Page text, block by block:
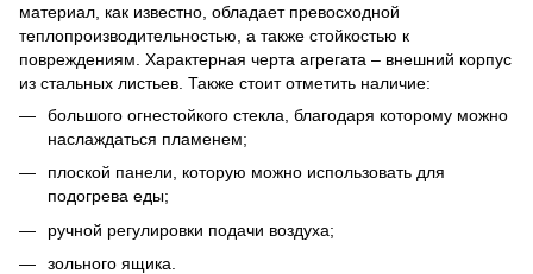
материал, как известно, обладает превосходной
теплопроизводительностью, а также стойкостью к
повреждениям. Характерная черта агрегата – внешний корпус
из стальных листьев. Также стоит отметить наличие:
большого огнестойкого стекла, благодаря которому можно
наслаждаться пламенем;
плоской панели, которую можно использовать для
подогрева еды;
ручной регулировки подачи воздуха;
зольного ящика.